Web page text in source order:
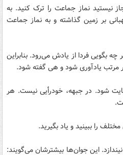
نیستید نماز جماعت را ترک کنید. به
بر زمین گذاشته و به نماز جماعت
بگویی فردا از یادش می‌رود. بنابراین
مرتب یادآوری شود و هی گفته شود.
شود. در جبهه، خودرأیی نیست. هر
را ببینید و یاد بگیرید.
این جوان‌ها بیشترشان می‌گویند: